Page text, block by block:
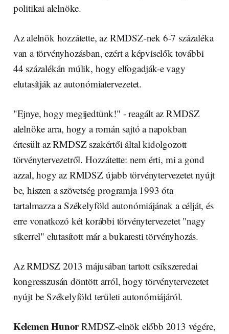
politikai alelnöke.
Az alelnök hozzátette, az RMDSZ-nek 6-7 százaléka
van a törvényhozásban, ezért a képviselők további
44 százalékán múlik, hogy elfogadják-e vagy
elutasítják az autonómiatervezetet.
"Ejnye, hogy megijedtünk!" - reagált az RMDSZ
alelnöke arra, hogy a román sajtó a napokban
értesült az RMDSZ szakértői által kidolgozott
törvénytervezetről. Hozzátette: nem érti, mi a gond
azzal, hogy az RMDSZ újabb törvénytervezetet nyújt
be, hiszen a szövetség programja 1993 óta
tartalmazza a Székelyföld autonómiájának a célját, és
erre vonatkozó két korábbi törvénytervezetet "nagy
sikerrel" elutasított már a bukaresti törvényhozás.
Az RMDSZ 2013 májusában tartott csíkszeredai
kongresszusán döntött arról, hogy törvénytervezetet
nyújt be Székelyföld területi autonómiájáról.
Kelemen HunorRMDSZ-elnök előbb 2013 végére,